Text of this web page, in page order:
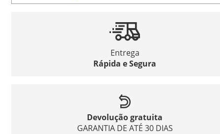
Entrega
Rápida e Segura
Devolução gratuita
GARANTIA DE ATÉ 30 DIAS